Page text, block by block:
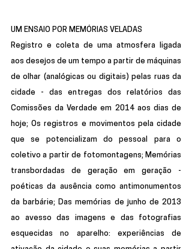
UM ENSAIO POR MEMÓRIAS VELADAS
Registro e coleta de uma atmosfera ligada
aos desejos de um tempo a partir de máquinas
de olhar (analógicas ou digitais) pelas ruas da
cidade - das entregas dos relatórios das
Comissões da Verdade em 2014 aos dias de
hoje; Os registros e movimentos pela cidade
que se potencializam do pessoal para o
coletivo a partir de fotomontagens; Memórias
transbordadas de geração em geração -
poéticas da ausência como antimonumentos
da barbárie; Das memórias de junho de 2013
ao avesso das imagens e das fotografias
esquecidas no aparelho: experiências de